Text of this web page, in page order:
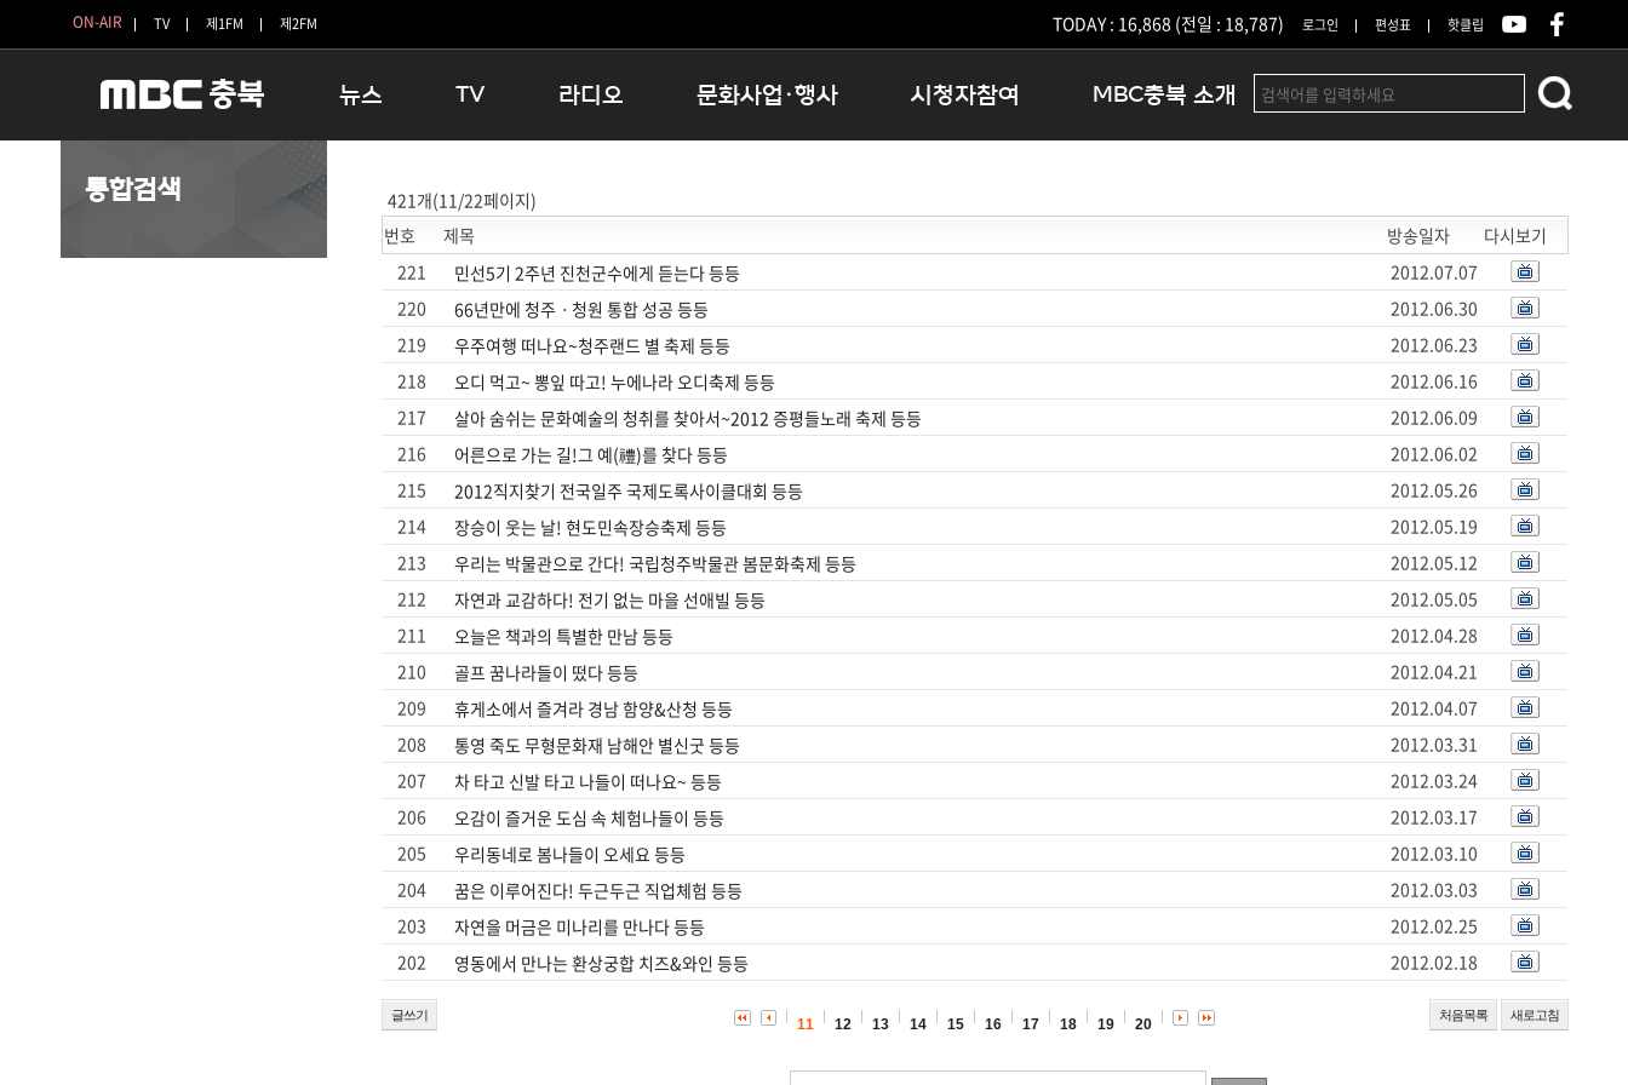
ON-AIR TV 제1FM 제2FM TODAY : 16,868 (전일 : 18,787) 로그인 편성표 핫클립
뉴스
충청북도 교육청
TV
프라임인터뷰
인생내컷
테마기행 길
충북 시사토론 창
전국시대
시청자 FLEX
특집프로그램
TV 속 정보
종영프로그램
라디오
우리 고향, 부탁해!
우리 고향, 안녕하십니까?
라디오특집 다시듣기
문화사업·행사
해외문화탐방
닥터공감
대관안내
충청북도 음식문화페스타
청원생명쌀 대청호마라톤
로컬인사이트스쿨
로컬 콘텐츠 Hub
문화행사 아카이빙
시청자참여
시청자불만처리위원회
MBC충북 소개
아나운서
오시는길
결산공고
통합검색
421개(11/22페이지)
번호
제목 방송일자
다시보기
221
민선5기 2주년 진천군수에게 듣는다 등등
2012.07.07
220
66년만에 청주ㆍ청원 통합 성공 등등
2012.06.30
219
우주여행 떠나요~청주랜드 별 축제 등등
2012.06.23
218
오디 먹고~ 뽕잎 따고! 누에나라 오디축제 등등
2012.06.16
217
살아 숨쉬는 문화예술의 청취를 찾아서~2012 증평들노래 축제 등등
2012.06.09
216
어른으로 가는 길!그 예(禮)를 찾다 등등
2012.06.02
215
2012직지찾기 전국일주 국제도록사이클대회 등등
2012.05.26
214
장승이 웃는 날! 현도민속장승축제 등등
2012.05.19
213
우리는 박물관으로 간다! 국립청주박물관 봄문화축제 등등
2012.05.12
212
자연과 교감하다! 전기 없는 마을 선애빌 등등
2012.05.05
211
오늘은 책과의 특별한 만남 등등
2012.04.28
210
골프 꿈나라들이 떴다 등등
2012.04.21
209
휴게소에서 즐겨라 경남 함양&산청 등등
2012.04.07
208
통영 죽도 무형문화재 남해안 별신굿 등등
2012.03.31
207
차 타고 신발 타고 나들이 떠나요~ 등등
2012.03.24
206
오감이 즐거운 도심 속 체험나들이 등등
2012.03.17
205
우리동네로 봄나들이 오세요 등등
2012.03.10
204
꿈은 이루어진다! 두근두근 직업체험 등등
2012.03.03
203
자연을 머금은 미나리를 만나다 등등
2012.02.25
202
영동에서 만나는 환상궁합 치즈&와인 등등 2012.02.18
글쓰기 처음목록 새로고침
11 12 13 14 15 16 17 18 19 20